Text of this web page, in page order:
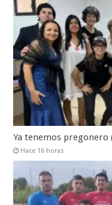
Ya tenemos pregonero
Hace 16 horas